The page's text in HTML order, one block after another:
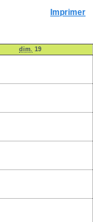
Imprimer
dim. 19